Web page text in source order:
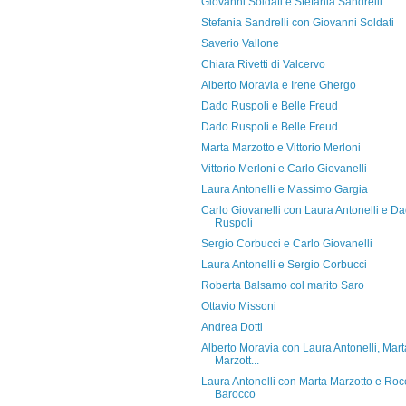
Stefania Sandrelli con Giovanni Soldati
Saverio Vallone
Chiara Rivetti di Valcervo
Alberto Moravia e Irene Ghergo
Dado Ruspoli e Belle Freud
Dado Ruspoli e Belle Freud
Marta Marzotto e Vittorio Merloni
Vittorio Merloni e Carlo Giovanelli
Laura Antonelli e Massimo Gargia
Carlo Giovanelli con Laura Antonelli e
Ruspoli
Sergio Corbucci e Carlo Giovanelli
Laura Antonelli e Sergio Corbucci
Roberta Balsamo col marito Saro
Ottavio Missoni
Andrea Dotti
Alberto Moravia con Laura Antonelli,
Marzott...
Laura Antonelli con Marta Marzotto e
Barocco